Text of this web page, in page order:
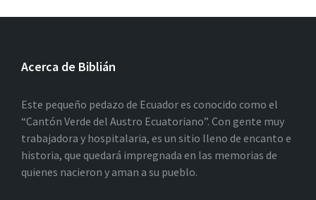
Acerca de Biblián
Este pequeño pedazo de Ecuador es conocido como el
“Cantón Verde del Austro Ecuatoriano”. Con gente muy
trabajadora y hospitalaria, es un sitio lleno de encanto e
historia, que quedará impregnada en las memorias de
quienes nacieron y aman a su pueblo.